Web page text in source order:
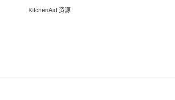
KitchenAid 资源